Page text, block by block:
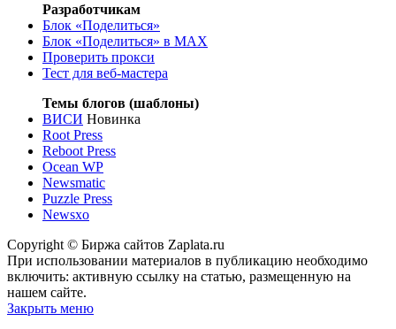
Разработчикам
Блок «Поделиться»
Блок «Поделиться» в MAX
Проверить прокси
Тест для веб-мастера
Темы блогов (шаблоны)
ВИСИ Новинка
Root Press
Reboot Press
Ocean WP
Newsmatic
Puzzle Press
Newsxo
Copyright © Биржа сайтов Zaplata.ru
При использовании материалов в публикацию необходимо
включить: активную ссылку на статью, размещенную на
нашем сайте.
Закрыть меню